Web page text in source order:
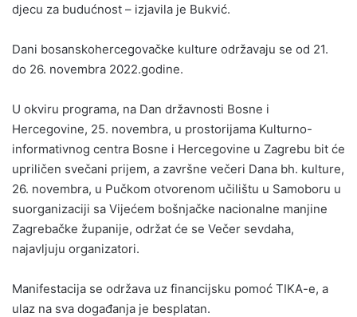
djecu za budućnost – izjavila je Bukvić.
Dani bosanskohercegovačke kulture održavaju se od 21.
do 26. novembra 2022.godine.
U okviru programa, na Dan državnosti Bosne i
Hercegovine, 25. novembra, u prostorijama Kulturno-
informativnog centra Bosne i Hercegovine u Zagrebu bit će
upriličen svečani prijem, a završne večeri Dana bh. kulture,
26. novembra, u Pučkom otvorenom učilištu u Samoboru u
suorganizaciji sa Vijećem bošnjačke nacionalne manjine
Zagrebačke županije, održat će se Večer sevdaha,
najavljuju organizatori.
Manifestacija se održava uz financijsku pomoć TIKA-e, a
ulaz na sva događanja je besplatan.